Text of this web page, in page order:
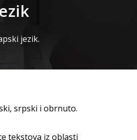
jezik.
srpski i obrnuto.
tekstova iz oblasti